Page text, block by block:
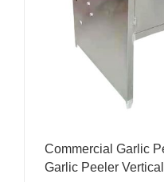
Commercial Garlic
Garlic Peeler